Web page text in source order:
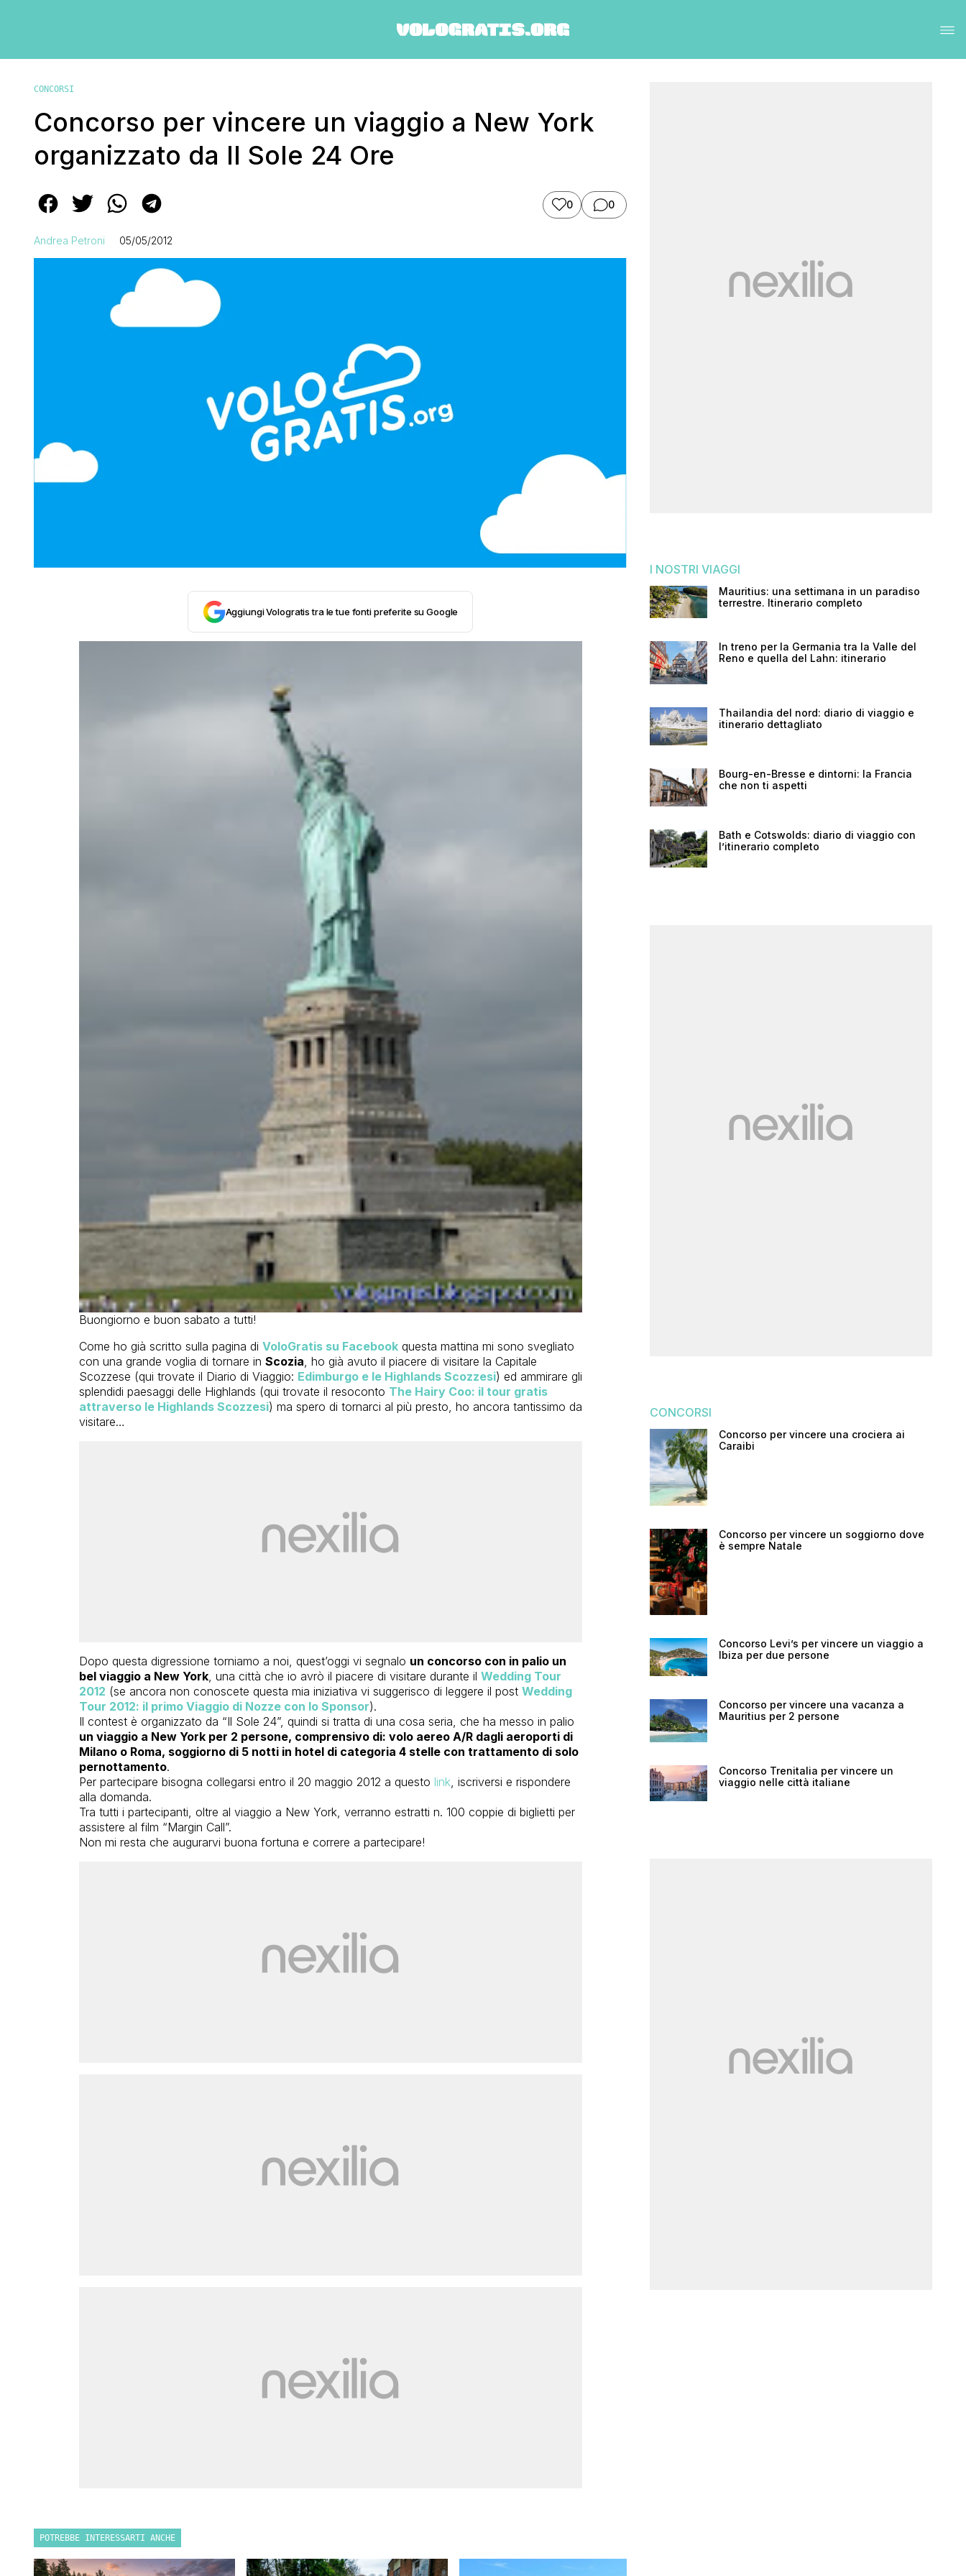
CONCORSI
Concorso per vincere un viaggio a New York
organizzato da Il Sole 24 Ore
0 0
Andrea Petroni 05/05/2012
Aggiungi Vologratis tra le tue fonti preferite su Google
Buongiorno e buon sabato a tutti!
Come ho già scritto sulla pagina di VoloGratis su Facebookquesta mattina mi sono svegliato
con una grande voglia di tornare in Scozia , ho già avuto il piacere di visitare la Capitale
Scozzese (qui trovate il Diario di Viaggio: Edimburgo e le Highlands Scozzesi) ed ammirare gli
splendidi paesaggi delle Highlands (qui trovate il resoconto The Hairy Coo: il tour gratis
attraverso le Highlands Scozzesi) ma spero di tornarci al più presto, ho ancora tantissimo da
visitare…
Dopo questa digressione torniamo a noi, quest’oggi vi segnalo un concorso con in palio un
bel viaggio a New York, una città che io avrò il piacere di visitare durante il Wedding Tour
2012 (se ancora non conoscete questa mia iniziativa vi suggerisco di leggere il post Wedding
Tour 2012: il primo Viaggio di Nozze con lo Sponsor).
Il contest è organizzato da “Il Sole 24”, quindi si tratta di una cosa seria, che ha messo in palio
un viaggio a New York per 2 persone, comprensivo di: volo aereo A/R dagli aeroporti di
Milano o Roma, soggiorno di 5 notti in hotel di categoria 4 stellecon trattamento di solo
pernottamento.
Per partecipare bisogna collegarsi entro il 20 maggio 2012 a questo link , iscriversi e rispondere
alla domanda.
Tra tutti i partecipanti, oltre al viaggio a New York, verranno estratti n. 100 coppie di biglietti per
assistere al film “Margin Call”.
Non mi resta che augurarvi buona fortuna e correre a partecipare!
POTREBBE INTERESSARTI ANCHE
I NOSTRI VIAGGI
Mauritius: una settimana in un paradiso
terrestre. Itinerario completo
In treno per la Germania tra la Valle del
Reno e quella del Lahn: itinerario
Thailandia del nord: diario di viaggio e
itinerario dettagliato
Bourg-en-Bresse e dintorni: la Francia
che non ti aspetti
Bath e Cotswolds: diario di viaggio con
l’itinerario completo
CONCORSI
Concorso per vincere una crociera ai
Caraibi
Concorso per vincere un soggiorno dove
è sempre Natale
Concorso Levi’s per vincere un viaggio a
Ibiza per due persone
Concorso per vincere una vacanza a
Mauritius per 2 persone
Concorso Trenitalia per vincere un
viaggio nelle città italiane